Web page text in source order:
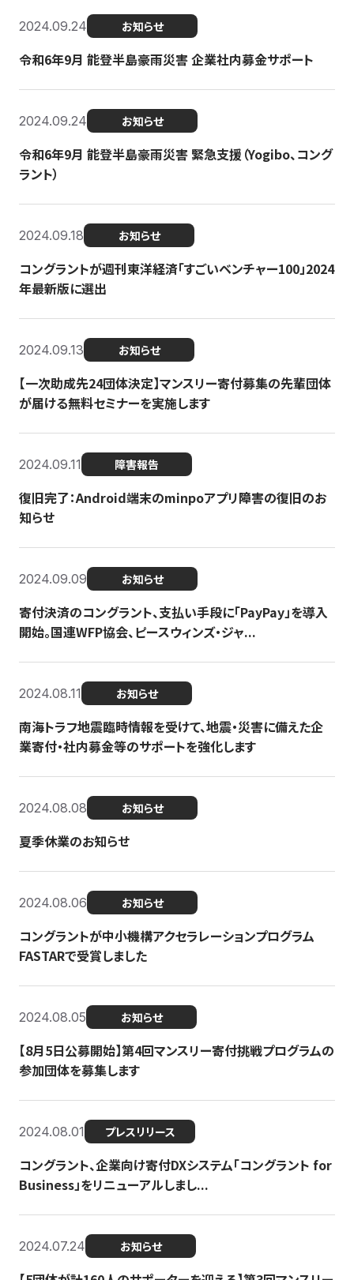
2024.09.24 お知らせ
令和6年9月 能登半島豪雨災害 企業社内募金サポート
2024.09.24 お知らせ
令和6年9月 能登半島豪雨災害 緊急支援（Yogibo、コング
ラント）
2024.09.18 お知らせ
コングラントが週刊東洋経済「すごいベンチャー100」2024
年最新版に選出
2024.09.13 お知らせ
【一次助成先24団体決定】マンスリー寄付募集の先輩団体
が届ける無料セミナーを実施します
2024.09.11 障害報告
復旧完了：Android端末のminpoアプリ障害の復旧のお
知らせ
2024.09.09 お知らせ
寄付決済のコングラント、支払い手段に「PayPay」を導入
開始。国連WFP協会、ピースウィンズ・ジャ...
2024.08.11 お知らせ
南海トラフ地震臨時情報を受けて、地震・災害に備えた企
業寄付・社内募金等のサポートを強化します
2024.08.08 お知らせ
夏季休業のお知らせ
2024.08.06 お知らせ
コングラントが中小機構アクセラレーションプログラム
FASTARで受賞しました
2024.08.05 お知らせ
【8月5日公募開始】第4回マンスリー寄付挑戦プログラムの
参加団体を募集します
2024.08.01 プレスリリース
コングラント、企業向け寄付DXシステム「コングラント for
Business」をリニューアルしまし...
2024.07.24 お知らせ